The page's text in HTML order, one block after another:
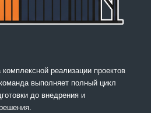
реализации проектов
выполняет полный цикл
до внедрения и